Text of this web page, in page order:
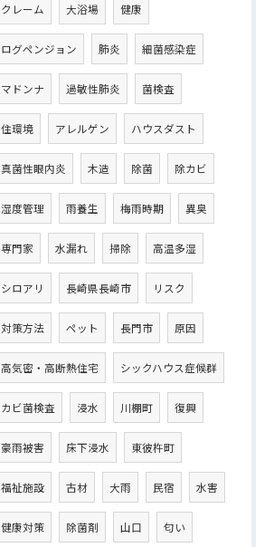
クレーム 大浴場 健康
ログペンジョン 肺炎 細菌感染症
マドンナ 過敏性肺炎 菌検査
住環境 アレルゲン ハウスダスト
真菌性眼内炎 木造 除菌 除カビ
湿度管理 雨養生 梅雨時期 異臭
専門家 水漏れ 掃除 高温多湿
シロアリ 長崎県長崎市 リスク
対策方法 ペット 長門市 原因
高気密・高断熱住宅 シックハウス症候群
カビ菌検査 浸水 川棚町 復興
豪雨被害 床下浸水 東彼杵町
福祉施設 古材 大雨 民宿 水害
健康対策 除菌剤 山口 匂い